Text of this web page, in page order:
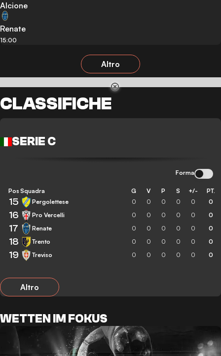
Alcione
Renate
15:00
Altro
CLASSIFICHE
SERIE C
Forma
Pos Squadra G V P S +/- PT.
15 Pergolettese 0 0 0 0 0 0
16 Pro Vercelli 0 0 0 0 0 0
17 Renate 0 0 0 0 0 0
18 Trento 0 0 0 0 0 0
19 Treviso 0 0 0 0 0 0
Altro
WETTEN IM FOKUS